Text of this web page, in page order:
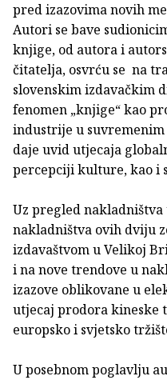
pred izazovima novih
Autori se bave
knjige, od autora i
čitatelja, osvrću se na
slovenskim izdavačkim
fenomen „knjige“ kao
industrije u
daje uvid utjecaja
percepciji kulture, kao i
Uz pregled
nakladništva ovih dviju
izdavaštvom u Velikoj
i na nove trendove u
izazove oblikovane u
utjecaj prodora kineske
europsko i svjetsko
U posebnom poglavlju